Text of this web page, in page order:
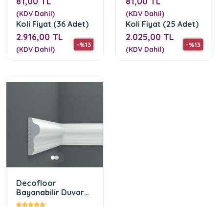
-%13
(KDV Dahil)
Koli Fiyat (36 Adet)
2.916,00 TL
(KDV Dahil)
-%13
(KDV Dahil)
Koli Fiyat (25 Adet)
2.025,00 TL
(KDV Dahil)
Decofloor
Bayanabilir Duvar
Çıtası 6 cm (DF-